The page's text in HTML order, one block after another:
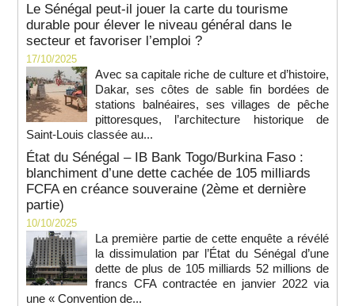
Le Sénégal peut-il jouer la carte du tourisme
durable pour élever le niveau général dans le
secteur et favoriser l’emploi ?
17/10/2025
Avec sa capitale riche de culture et d’histoire,
Dakar, ses côtes de sable fin bordées de
stations balnéaires, ses villages de pêche
pittoresques, l’architecture historique de
Saint-Louis classée au...
État du Sénégal – IB Bank Togo/Burkina Faso :
blanchiment d’une dette cachée de 105 milliards
FCFA en créance souveraine (2ème et dernière
partie)
10/10/2025
La première partie de cette enquête a révélé
la dissimulation par l’État du Sénégal d’une
dette de plus de 105 milliards 52 millions de
francs CFA contractée en janvier 2022 via
une « Convention de...